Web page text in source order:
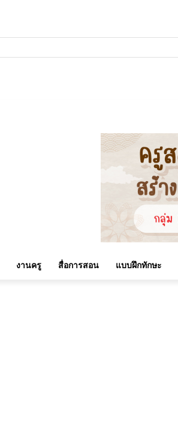
งานครู สื่อการสอน แบบฝึกทักษะ